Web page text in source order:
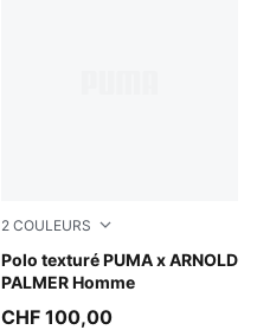
2 COULEURS
Polo texturé PUMA x ARNOLD
PALMER Homme
Alpine Snow
CHF 100,00